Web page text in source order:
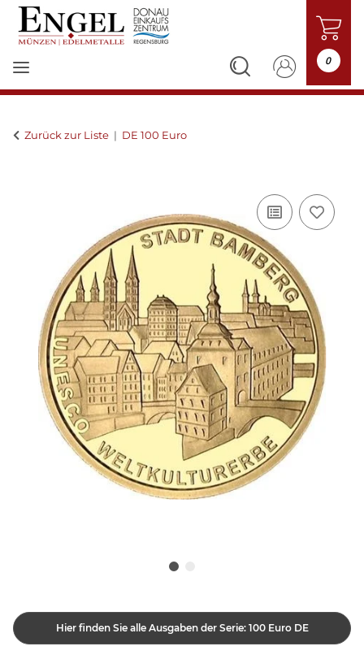
0
Zurück zur Liste DE 100 Euro
Hier finden Sie alle Ausgaben der Serie: 100 Euro DE